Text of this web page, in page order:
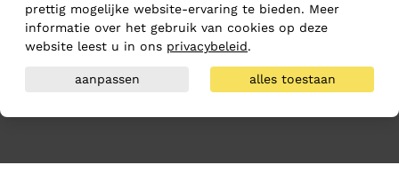
prettig mogelijke website-ervaring te bieden. Meer
informatie over het gebruik van cookies op deze
website leest u in ons privacybeleid.
aanpassen alles toestaan